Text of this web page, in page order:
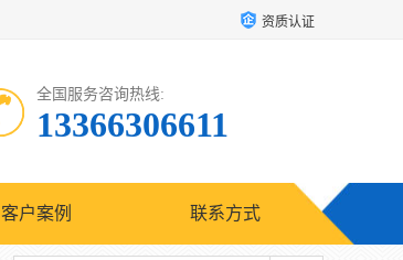
资质认证
全国服务咨询热线:
13366306611
客户案例 联系方式